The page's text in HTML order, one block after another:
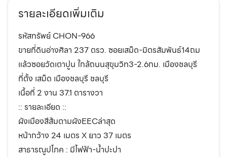
รายละเอียดเพิ่มเติม
รหัสทรัพย์ CHON-966
ขายที่ดินอ่างศิลา 237 ตรว. ซอยเสม็ด-มิตรสัมพันธ์14ถม
แล้วซอยวัดเตาปูน ใกล้ถนนสุขุมวิท3-2.6กม. เมืองชลบุรี
ที่ตั้ง เสม็ด เมืองชลบุรี ชลบุรี
เนื้อที่ 2 งาน 37.1 ตารางวา
:: รายละเอียด ::
ผังเมืองสีส้มตามผังEECล่าสุด
หน้ากว้าง 24 เมตร X ยาว 37 เมตร
สาธารณูปโภค : มีไฟฟ้า-น้ำปะปา